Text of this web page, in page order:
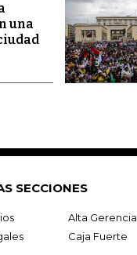
una
SECCIONES
Alta Gerencia
Caja Fuerte